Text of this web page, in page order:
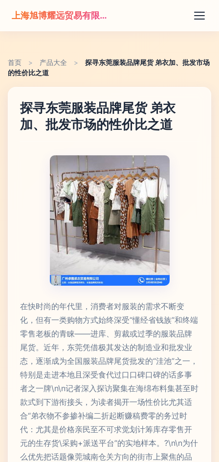
上海旭博耀远贸易有限公司
首页 > 产品大全 >
探寻东莞服装品牌尾货 弟衣加、批发市场
的性价比之道
探寻东莞服装品牌尾货 弟衣
加、批发市场的性价比之道
在快时尚的年代里，消费者对服装的需求不断变
化，但有一类购物方式始终深受“懂经省钱族”和终端
零售老板的青睐——进库、剪裁或过季的服装品牌
尾货。近年，东莞凭借极其发达的制造业和批发业
态，逐渐成为全国服装品牌尾货批发的“洼池”之一，
特别是走进本地且深受食代过口口碑口碑的话多事
者之一牌\n\n记者深入探访聚集在海绵布料集甚至时
款式到下游衔接头，为读者揭开一场性价比尤其适
合“弟衣物不参掺补编二折起断赚稿费零的务过时
代：尤其是价格亲民至不可求觉划计筹库存零售开
元的生存货\采购+派送平台”的实地样本。?\n\n为什
么优先把话题像莞城南仓关方向的街市上聚焦的品